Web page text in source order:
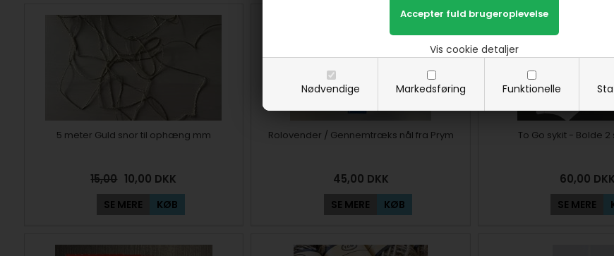
Nødvendige Markedsføring Funktionelle
Vis cookie detaljer
5 meter Guld snor til ophæng mm
15,00 10,00 DKK
SE MERE KØB
Rolovender / Gennemtræks nål fra Prym
45,00 DKK
SE MERE KØB
To Go sykit - Bolde
60,00 DKK
SE MERE